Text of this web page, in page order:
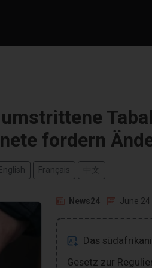
fordern
Français 中文
News24 June 24
Das
Gesetz zur